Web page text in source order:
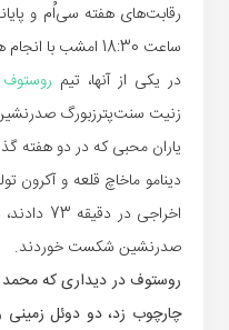
رقابت‌های هفته سی‌اُم و پایانی
ساعت 18:30 امشب
در یکی از آنها، تیم روستوف
زنیت سنت‌پترزبورگ
یاران محبی که در دو هفته
دینامو ماخاچ قلعه و آکرون
اخراجی
صدرنشین شکست خوردند.
روستوف در دیداری که
چارچوب زد، دو دوئل زمینی